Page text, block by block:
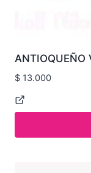
ANTIOQUEÑO
$ 13.000